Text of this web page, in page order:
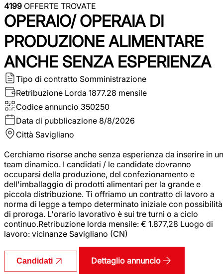
4199 OFFERTE TROVATE
OPERAIO/ OPERAIA DI
PRODUZIONE ALIMENTARE
ANCHE SENZA ESPERIENZA
Tipo di contratto Somministrazione
Retribuzione Lorda 1877.28 mensile
Codice annuncio 350250
Data di pubblicazione 8/8/2026
Città Savigliano
Cerchiamo risorse anche senza esperienza da inserire in un
team dinamico. I candidati / le candidate dovranno
occuparsi della produzione, del confezionamento e
dell'imballaggio di prodotti alimentari per la grande e
piccola distribuzione. Ti offriamo un contratto di lavoro a
norma di legge a tempo determinato iniziale con possibilità
di proroga. L'orario lavorativo è sui tre turni o a ciclo
continuo.Retribuzione lorda mensile: € 1.877,28 Luogo di
lavoro: vicinanze Savigliano (CN)
Candidati Dettaglio annuncio